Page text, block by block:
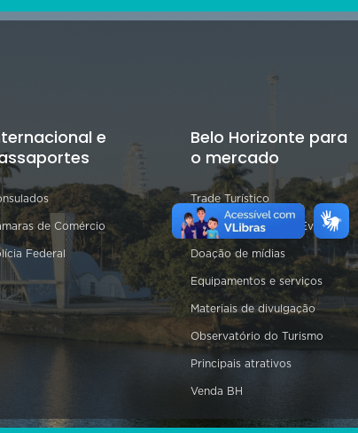
e
de Comércio
Federal
Belo Horizonte para
o mercado
Trade Turístico
Calendário Anual de Eventos
Doação de mídias
Equipamentos e serviços
Materiais de divulgação
Observatório do Turismo
Principais atrativos
Venda BH